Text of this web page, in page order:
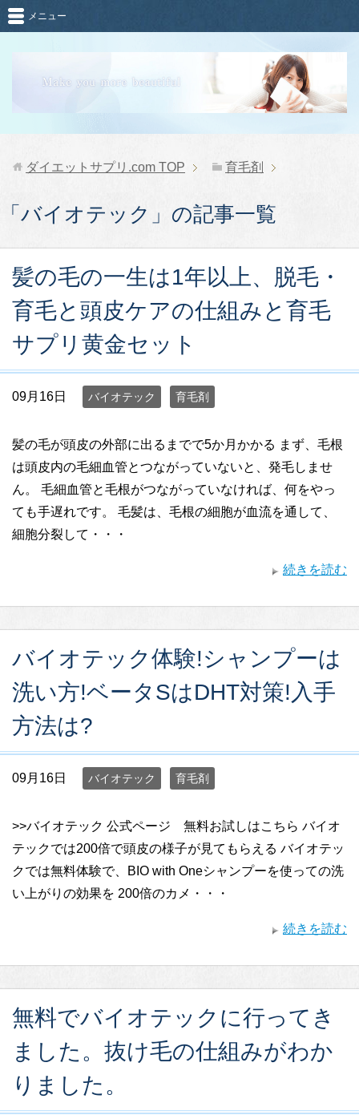
メニュー
ダイエットサプリ.com TOP 育毛剤
「バイオテック」の記事一覧
髪の毛の一生は1年以上、脱毛・
育毛と頭皮ケアの仕組みと育毛
サプリ黄金セット
09月16日 バイオテック 育毛剤
髪の毛が頭皮の外部に出るまでで5か月かかる まず、毛根
は頭皮内の毛細血管とつながっていないと、発毛しませ
ん。 毛細血管と毛根がつながっていなければ、何をやっ
ても手遅れです。 毛髪は、毛根の細胞が血流を通して、
細胞分裂して・・・
続きを読む
バイオテック体験!シャンプーは
洗い方!ベータSはDHT対策!入手
方法は?
09月16日 バイオテック 育毛剤
>>バイオテック 公式ページ 無料お試しはこちら バイオ
テックでは200倍で頭皮の様子が見てもらえる バイオテッ
クでは無料体験で、BIO with Oneシャンプーを使っての洗
い上がりの効果を 200倍のカメ・・・
続きを読む
無料でバイオテックに行ってき
ました。抜け毛の仕組みがわか
りました。